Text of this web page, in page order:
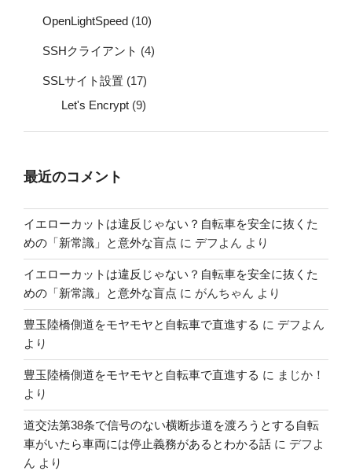
OpenLightSpeed (10)
SSHクライアント (4)
SSLサイト設置 (17)
Let's Encrypt (9)
最近のコメント
イエローカットは違反じゃない？自転車を安全に抜くた
めの「新常識」と意外な盲点 に デフよん より
イエローカットは違反じゃない？自転車を安全に抜くた
めの「新常識」と意外な盲点 に がんちゃん より
豊玉陸橋側道をモヤモヤと自転車で直進する に デフよん
より
豊玉陸橋側道をモヤモヤと自転車で直進する に まじか！
より
道交法第38条で信号のない横断歩道を渡ろうとする自転
車がいたら車両には停止義務があるとわかる話 に デフよ
ん より